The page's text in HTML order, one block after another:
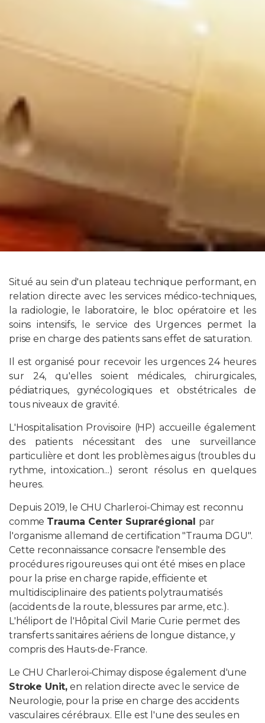
Situé au sein d'un plateau technique performant, en
relation directe avec les services médico-techniques,
la radiologie, le laboratoire, le bloc opératoire et les
soins intensifs, le service des Urgences permet la
prise en charge des patients sans effet de saturation.
Il est organisé pour recevoir les urgences 24 heures
sur 24, qu'elles soient médicales, chirurgicales,
pédiatriques, gynécologiques et obstétricales de
tous niveaux de gravité.
L'Hospitalisation Provisoire (HP) accueille également
des patients nécessitant des une surveillance
particulière et dont les problèmes aigus (troubles du
rythme, intoxication...) seront résolus en quelques
heures.
Depuis 2019, le CHU Charleroi-Chimay est reconnu
comme Trauma Center Suprarégional par
l'organisme allemand de certification "Trauma DGU".
Cette reconnaissance consacre l'ensemble des
procédures rigoureuses qui ont été mises en place
pour la prise en charge rapide, efficiente et
multidisciplinaire des patients polytraumatisés
(accidents de la route, blessures par arme, etc.).
L'héliport de l'Hôpital Civil Marie Curie permet des
transferts sanitaires aériens de longue distance, y
compris des Hauts-de-France.
Le CHU Charleroi-Chimay dispose également d'une
Stroke Unit, en relation directe avec le service de
Neurologie, pour la prise en charge des accidents
vasculaires cérébraux. Elle est l'une des seules en